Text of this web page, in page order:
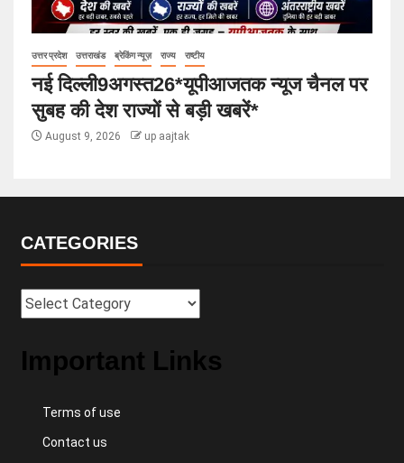
उत्तर प्रदेश उत्तराखंड ब्रेकिंग न्यूज़ राज्य राष्टीय
नई दिल्ली9अगस्त26*यूपीआजतक न्यूज चैनल पर
सुबह की देश राज्यों से बड़ी खबरें*
August 9, 2026 up aajtak
CATEGORIES
Important Links
Terms of use
Contact us